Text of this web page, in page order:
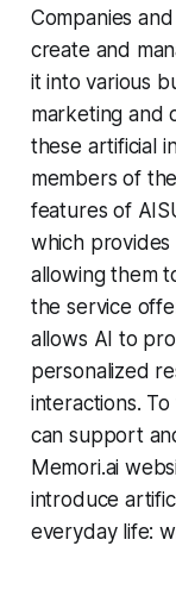
Companies
create and
it into various
marketing and
these artificial
members of
features of
which
allowing them
the service
allows AI to
personalized
interactions.
can support
Memori.ai
introduce
everyday life: